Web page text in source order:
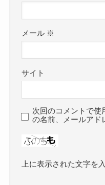
メール ※
サイト
次回のコメントで使
の名前、メールアド
上に表示された文字を